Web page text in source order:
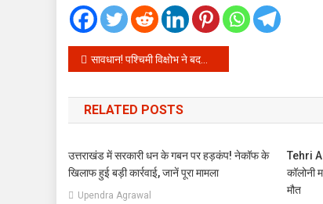
Post
navigation
सावधान! पश्चिमी विक्षोभ ने बदली करवट: पहाड़ों पर बर्फबारी और दिल्ली-यूपी में बारिश का अलर्ट, जानें आपके शहर का हाल
RELATED POSTS
उत्तराखंड में सरकारी धन के गबन पर हड़कंप! नेकॉफ के
खिलाफ हुई बड़ी कार्रवाई, जानें पूरा मामला
Upendra Agrawal
Tehri
कॉलोनी
मौत